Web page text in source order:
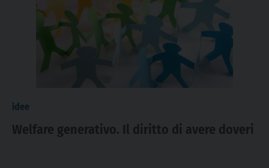
idee
Welfare generativo. Il diritto di avere doveri